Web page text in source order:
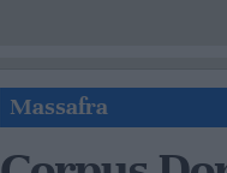
Massafra